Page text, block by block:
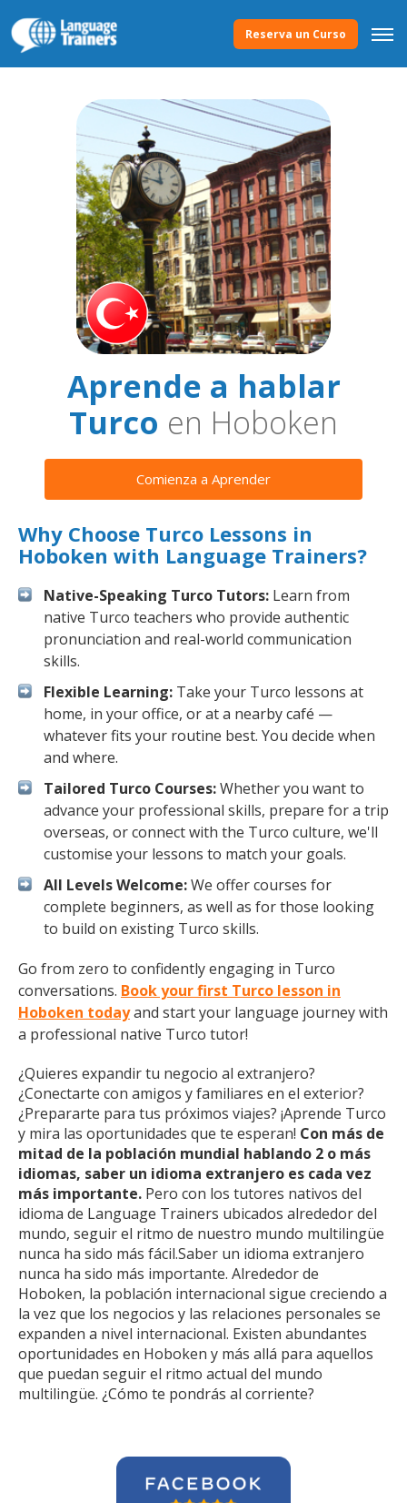
Reserva un Curso
Aprende a hablar
Turco en Hoboken
Comienza a Aprender
Why Choose Turco Lessons in
Hoboken with Language Trainers?
Native-Speaking Turco Tutors: Learn from
native Turco teachers who provide authentic
pronunciation and real-world communication
skills.
Flexible Learning: Take your Turco lessons at
home, in your office, or at a nearby café —
whatever fits your routine best. You decide when
and where.
Tailored Turco Courses:Whether you want to
advance your professional skills, prepare for a trip
overseas, or connect with the Turco culture, we'll
customise your lessons to match your goals.
All Levels Welcome:We offer courses for
complete beginners, as well as for those looking
to build on existing Turco skills.
Go from zero to confidently engaging in Turco
conversations. Book your first Turco lesson in
Hoboken todayand start your language journey with
a professional native Turco tutor!
¿Quieres expandir tu negocio al extranjero?
¿Conectarte con amigos y familiares en el exterior?
¿Prepararte para tus próximos viajes? ¡Aprende Turco
y mira las oportunidades que te esperan! Con más de
mitad de la población mundial hablando 2 o más
idiomas, saber un idioma extranjero es cada vez
más importante. Pero con los tutores nativos del
idioma de Language Trainers ubicados alrededor del
mundo, seguir el ritmo de nuestro mundo multilingüe
nunca ha sido más fácil.Saber un idioma extranjero
nunca ha sido más importante. Alrededor de
Hoboken, la población internacional sigue creciendo a
la vez que los negocios y las relaciones personales se
expanden a nivel internacional. Existen abundantes
oportunidades en Hoboken y más allá para aquellos
que puedan seguir el ritmo actual del mundo
multilingüe. ¿Cómo te pondrás al corriente?